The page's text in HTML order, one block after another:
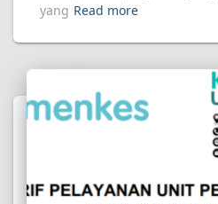
yang Read more